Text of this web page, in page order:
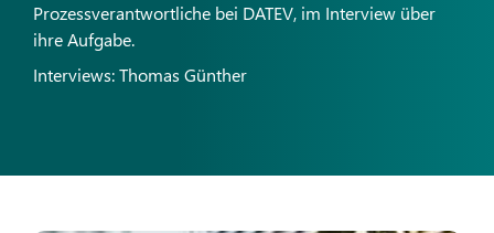
Prozessverantwortliche bei DATEV, im Interview über
ihre Aufgabe.
Interviews: Thomas Günther